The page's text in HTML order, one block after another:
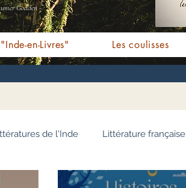
Godden -
en-Livres" Les coulisses
de l'Inde Littérature française
Témoignages / Récits Romans jeunesse